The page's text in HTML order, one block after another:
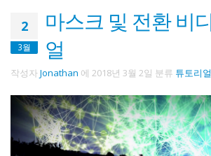
2
3월
마스크 및 전환 비
얼
작성자Jonathan 에 2018년 3월 2일 분류 튜토리얼